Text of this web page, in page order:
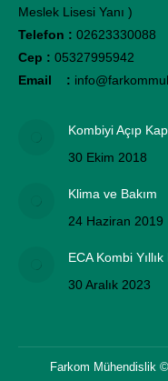
Meslek Lisesi Yanı )
Telefon : 02623330088
Cep : 05327995942
Email :
Kombiyi Açıp
30 Ekim 2018
Klima ve Bakım
24 Haziran 2019
ECA Kombi
30 Aralık 2023
Farkom Mühendislik